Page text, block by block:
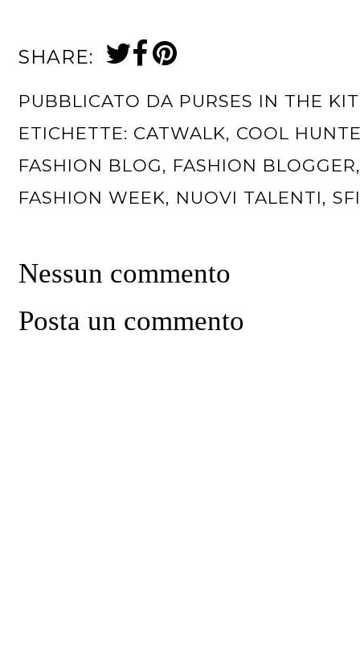
SHARE:
PUBBLICATO DA PURSES IN THE
ETICHETTE: CATWALK, COOL
FASHION BLOG, FASHION BLOGGER
FASHION WEEK, NUOVI TALENTI,
Nessun commento
Posta un commento